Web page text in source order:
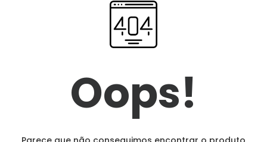
Oops!